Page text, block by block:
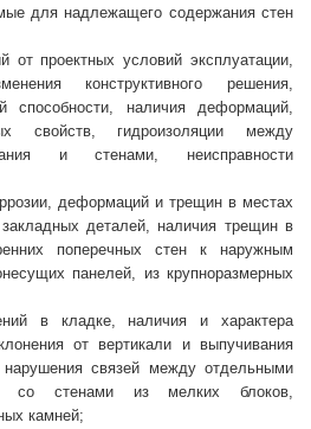
для надлежащего содержания стен
от проектных условий эксплуатации,
конструктивного решения,
способности, наличия деформаций,
свойств, гидроизоляции между
и стенами, неисправности
деформаций и трещин в местах
деталей, наличия трещин в
поперечных стен к наружным
панелей, из крупноразмерных
в кладке, наличия и характера
от вертикали и выпучивания
связей между отдельными
со стенами из мелких блоков,
камней;